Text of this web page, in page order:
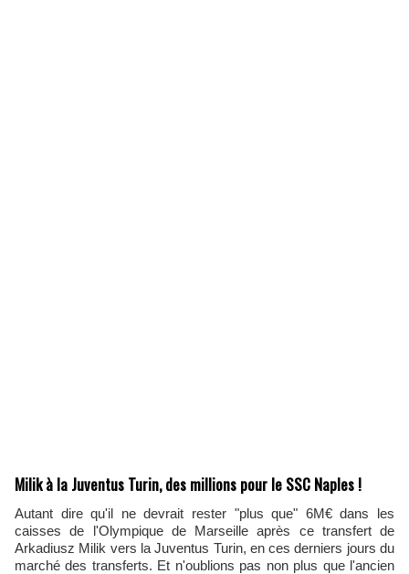
Milik à la Juventus Turin, des millions pour le SSC Naples !
Autant dire qu'il ne devrait rester "plus que" 6M€ dans les
caisses de l'Olympique de Marseille après ce transfert de
Arkadiusz Milik vers la Juventus Turin, en ces derniers jours du
marché des transferts. Et n'oublions pas non plus que l'ancien